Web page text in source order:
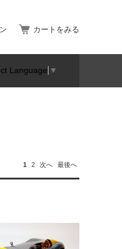
カートをみる
Language ▼
1 2 次へ 最後へ